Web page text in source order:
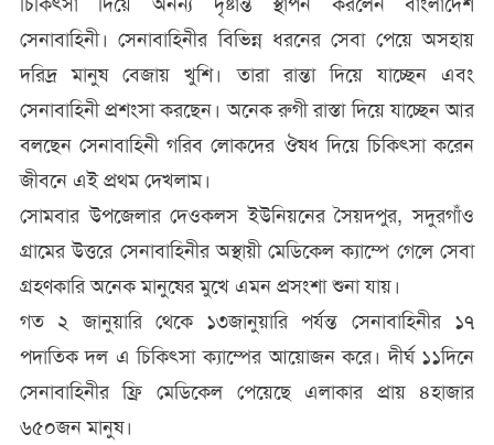
হাজার
মানুষ
সেনাবাহিনী। সেনাবাহিনীর বিভিন্ন ধরনের সেবা পেয়ে অসহায়
দরিদ্র মানুষ বেজায় খুশি। তারা রান্তা দিয়ে যাচ্ছেন এবং
সেনাবাহিনী প্রশংসা করছেন। অনেক রুগী রাস্তা দিয়ে যাচ্ছেন আর
বলছেন সেনাবাহিনী গরিব লোকদের ঔষধ দিয়ে চিকিৎসা করেন
জীবনে এই প্রথম দেখলাম।
সোমবার উপজেলার দেওকলস ইউনিয়নের সৈয়দপুর, সদুরগাঁও
গ্রামের উত্তরে সেনাবাহিনীর অস্থায়ী মেডিকেল ক্যাম্পে গেলে সেবা
গ্রহণকারি অনেক মানুষের মুখে এমন প্রসংশা শুনা যায়।
গত ২ জানুয়ারি থেকে ১৩জানুয়ারি পর্যন্ত সেনাবাহিনীর ১৭
পদাতিক দল এ চিকিৎসা ক্যাম্পের আয়োজন করে। দীর্ঘ ১১দিনে
সেনাবাহিনীর ফ্রি মেডিকেল পেয়েছে এলাকার প্রায় ৪হাজার
৬৫০জন মানুষ।